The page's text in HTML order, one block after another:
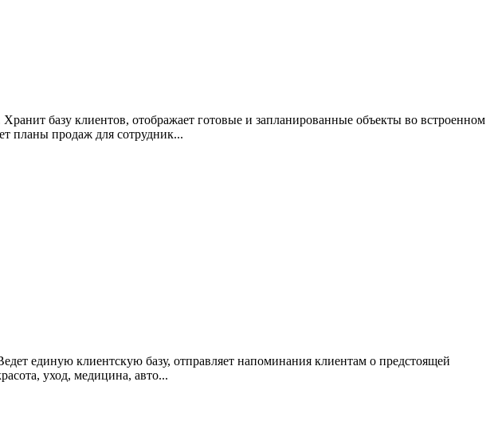
базу клиентов, отображает готовые и запланированные объекты во встроенном
планы продаж для сотрудник...
единую клиентскую базу, отправляет напоминания клиентам о предстоящей
уход, медицина, авто...